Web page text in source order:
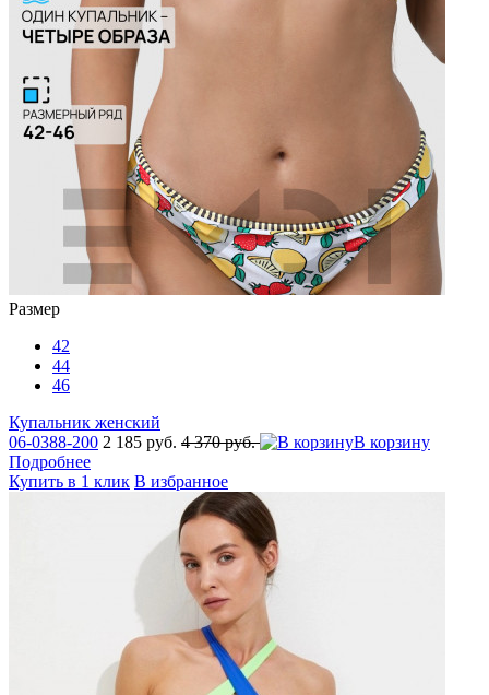
Размер
42
44
46
Купальник женский
06-0388-200 2 185 руб. 4 370 руб.
В корзину
Подробнее
Купить в 1 клик В избранное